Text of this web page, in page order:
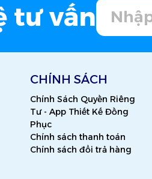
tư vấn
CHÍNH SÁCH
Chính Sách Quyền Riêng
Tư - App Thiết Kế Đồng
Phục
Chính sách thanh toán
Chính sách đổi trả hàng